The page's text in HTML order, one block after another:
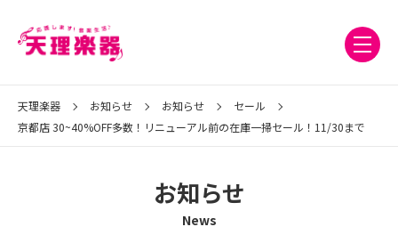
天理楽器 お知らせ お知らせ
セール
京都店 30~40%OFF多数！リニューアル前の在庫一掃セール！11/30まで
お知らせ
News